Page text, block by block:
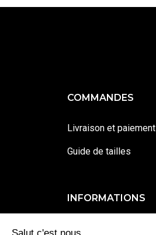
COMMANDES
Livraison et paiement
Guide de tailles
INFORMATIONS
Contactez-moi
Salut c'est nous...